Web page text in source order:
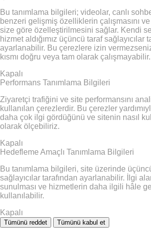
Bu tanımlama bilgileri; videolar, canlı
benzeri gelişmiş özelliklerin çalışmasını
size göre özelleştirilmesini sağlar. Kendi
hizmet aldığımız üçüncü taraf sağlayıcılar
ayarlanabilir. Bu çerezlere izin
kısmı doğru veya tam olarak çalışmayabilir.
Kapalı
Performans Tanımlama Bilgileri
Ziyaretçi trafiğini ve site performansını
kullanılan çerezlerdir. Bu çerezler
daha çok ilgi gördüğünü ve sitenin nasıl
olarak ölçebiliriz.
Kapalı
Hedefleme Amaçlı Tanımlama Bilgileri
Bu tanımlama bilgileri, site üzerinde
sağlayıcılar tarafından ayarlanabilir. İlgi
sunulması ve hizmetlerin daha ilgili hâle
kullanılabilir.
Kapalı
Tümünü reddet Tümünü kabul et